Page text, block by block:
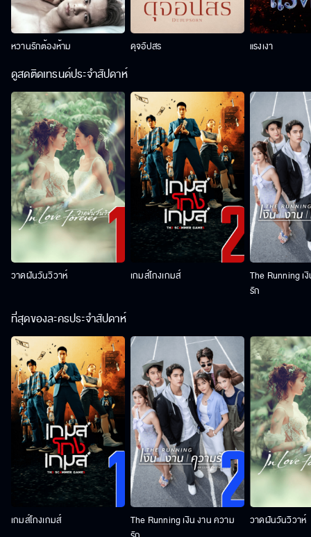
หวานรักต้องห้าม ดุจอัปสร แรงเงา
ดูสดติดเทรนด์ประจำสัปดาห์
วาดฝันวันวิวาห์ เกมส์โกงเกมส์
The Running เ
รัก
ที่สุดของละครประจำสัปดาห์
เกมส์โกงเกมส์
The Running เงิน งาน ความ
วาดฝันวันวิวาห์